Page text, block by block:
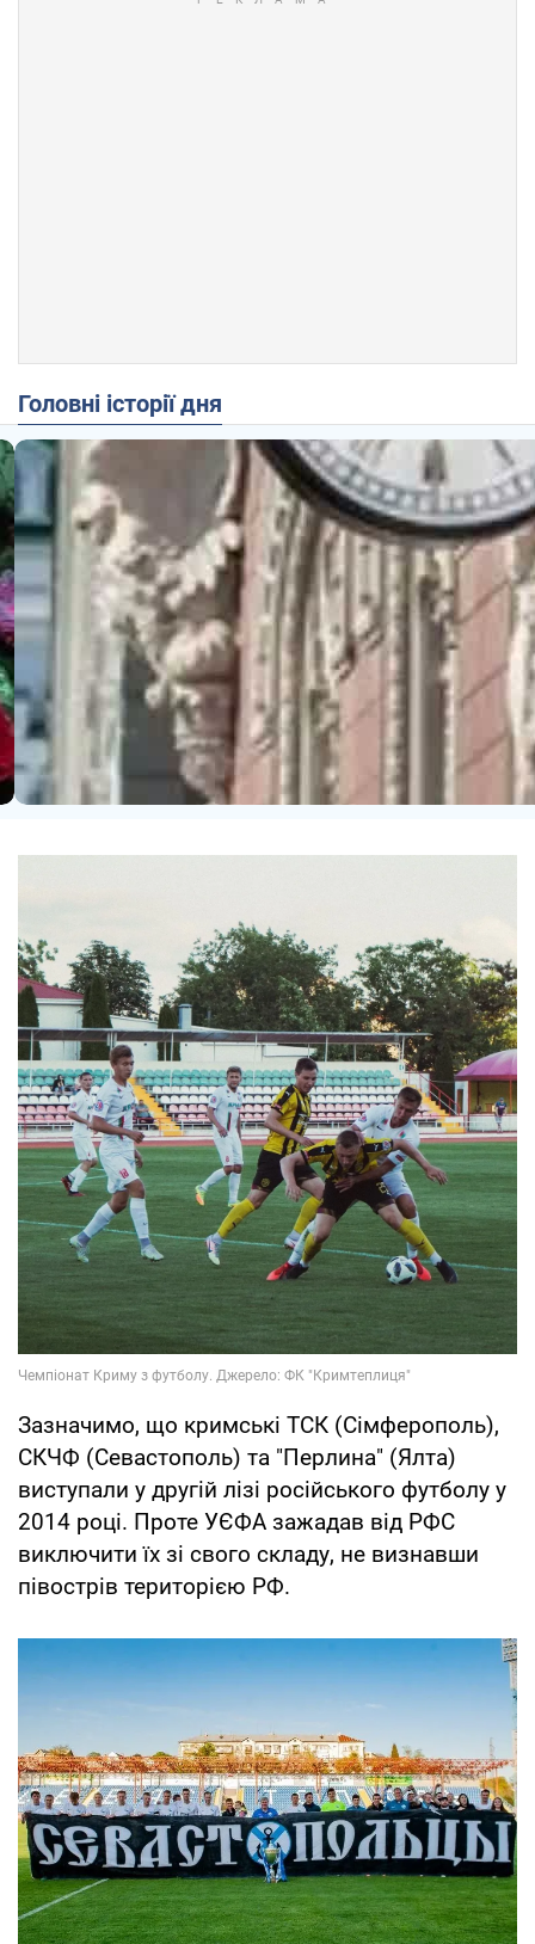
Головні історії дня
Зазначимо, що кримські ТСК (Сімферополь),
СКЧФ (Севастополь) та "Перлина" (Ялта)
виступали у другій лізі російського футболу у
2014 році. Проте УЄФА зажадав від РФС
виключити їх зі свого складу, не визнавши
півострів територією РФ.